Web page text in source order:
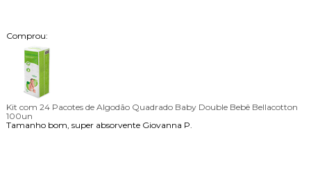
Comprou:
Kit com 24 Pacotes de Algodão Quadrado Baby Double Bebê Bellacotton
100un
Tamanho bom, super absorvente Giovanna P.